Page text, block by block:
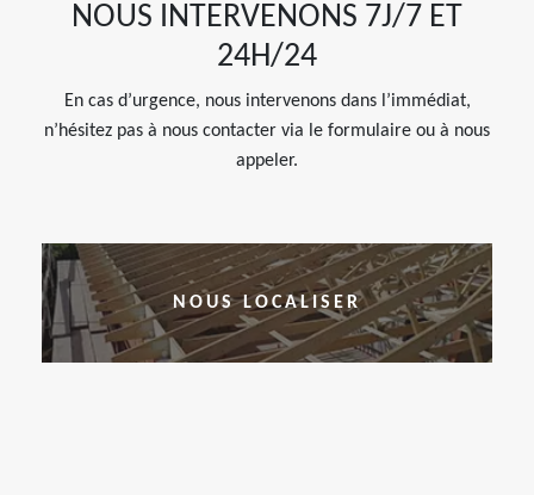
NOUS INTERVENONS 7J/7 ET
24H/24
En cas d’urgence, nous intervenons dans l’immédiat,
n’hésitez pas à nous contacter via le formulaire ou à nous
appeler.
NOUS LOCALISER